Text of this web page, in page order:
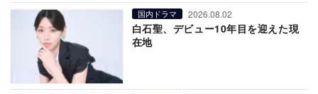
国内ドラマ 2026.08.02
白石聖、デビュー10年目を迎えた現
在地